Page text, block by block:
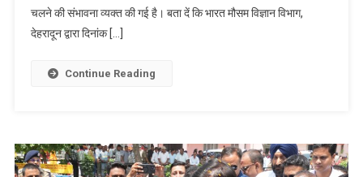
चलने की संभावना व्यक्त की गई है। बता दें कि भारत मौसम विज्ञान विभाग,
देहरादून द्वारा दिनांक […]
Continue Reading